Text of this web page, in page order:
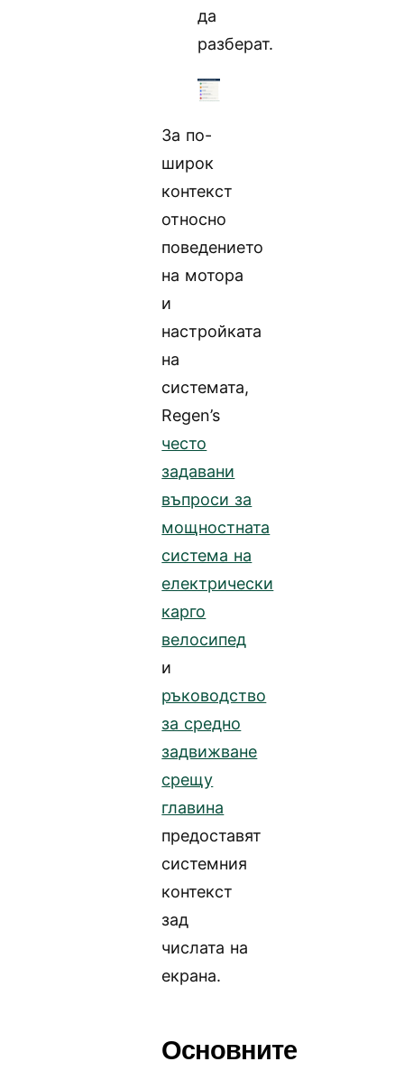
да
разберат.
За по-
широк
контекст
относно
поведението
на мотора
и
настройката
на
системата,
Regen’s
често
задавани
въпроси за
мощностната
система на
електрически
карго
велосипед
и
ръководство
за средно
задвижване
срещу
главина
предоставят
системния
контекст
зад
числата на
екрана.
Основните